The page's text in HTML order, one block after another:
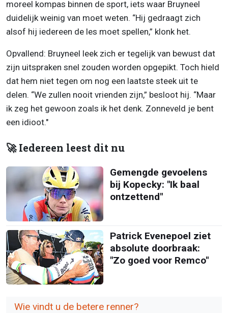
moreel kompas binnen de sport, iets waar Bruyneel
duidelijk weinig van moet weten. “Hij gedraagt zich
alsof hij iedereen de les moet spellen,” klonk het.
Opvallend: Bruyneel leek zich er tegelijk van bewust dat
zijn uitspraken snel zouden worden opgepikt. Toch hield
dat hem niet tegen om nog een laatste steek uit te
delen. “We zullen nooit vrienden zijn,” besloot hij. “Maar
ik zeg het gewoon zoals ik het denk. Zonneveld je bent
een idioot."
🚀 Iedereen leest dit nu
Gemengde gevoelens
bij Kopecky: "Ik baal
ontzettend"
Patrick Evenepoel ziet
absolute doorbraak:
"Zo goed voor Remco"
Wie vindt u de betere renner?